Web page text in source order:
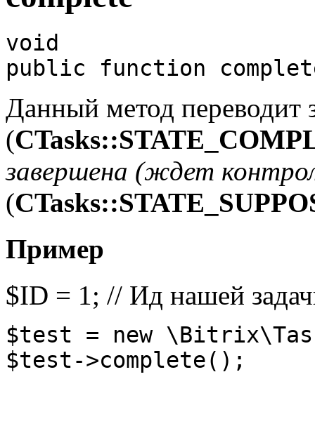
void
public function
Данный метод переводит
(
завершена (ждет
(
Пример
$ID = 1; // Ид нашей
$test = new
$test->complete();